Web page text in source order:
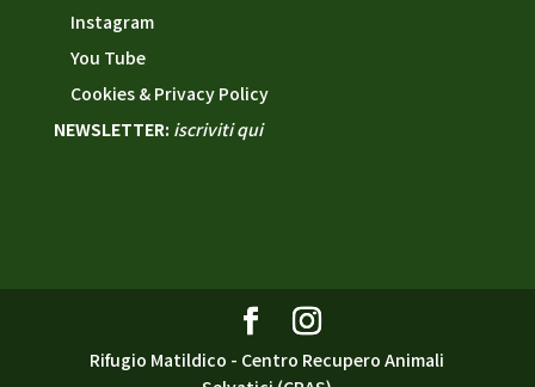
Instagram
You Tube
Cookies & Privacy Policy
NEWSLETTER: iscriviti qui
Rifugio Matildico - Centro Recupero Animali